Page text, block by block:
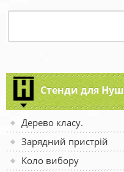
Стенди для Нуш
Дерево класу.
Зарядний пристрій
Коло вибору